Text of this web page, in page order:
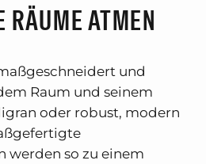
RÄUME ATMEN
und
Raum und seinem
oder robust, modern
werden so zu einem